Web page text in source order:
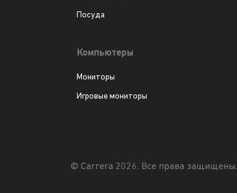
Посуда
Компьютеры
Мониторы
Игровые мониторы
© Carrera 2026. Все права защищены.